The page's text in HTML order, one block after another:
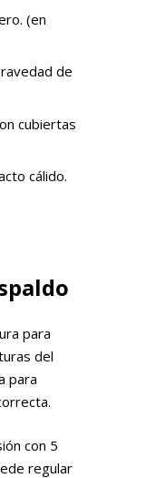
(en
de
cubiertas
cálido.
para
del
para
con 5
regular